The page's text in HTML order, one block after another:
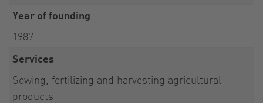
Year of founding
1987
Services
Sowing, fertilizing and harvesting agricultural
products